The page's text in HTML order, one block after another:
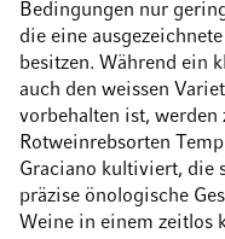
Bedingungen nur
die eine
besitzen. Während ein
auch den weissen
vorbehalten ist, werden
Rotweinrebsorten
Graciano kultiviert, die
präzise önologische
Weine in einem zeitlos